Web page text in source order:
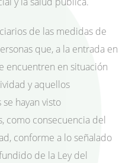
de las medidas de
que, a la entrada en
encuentren en situación
y aquellos
hayan visto
como consecuencia del
conforme a lo señalado
de la Ley del